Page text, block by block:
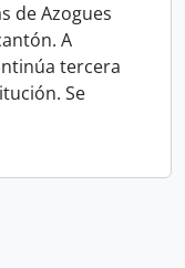
de Azogues
A
tercera
Se